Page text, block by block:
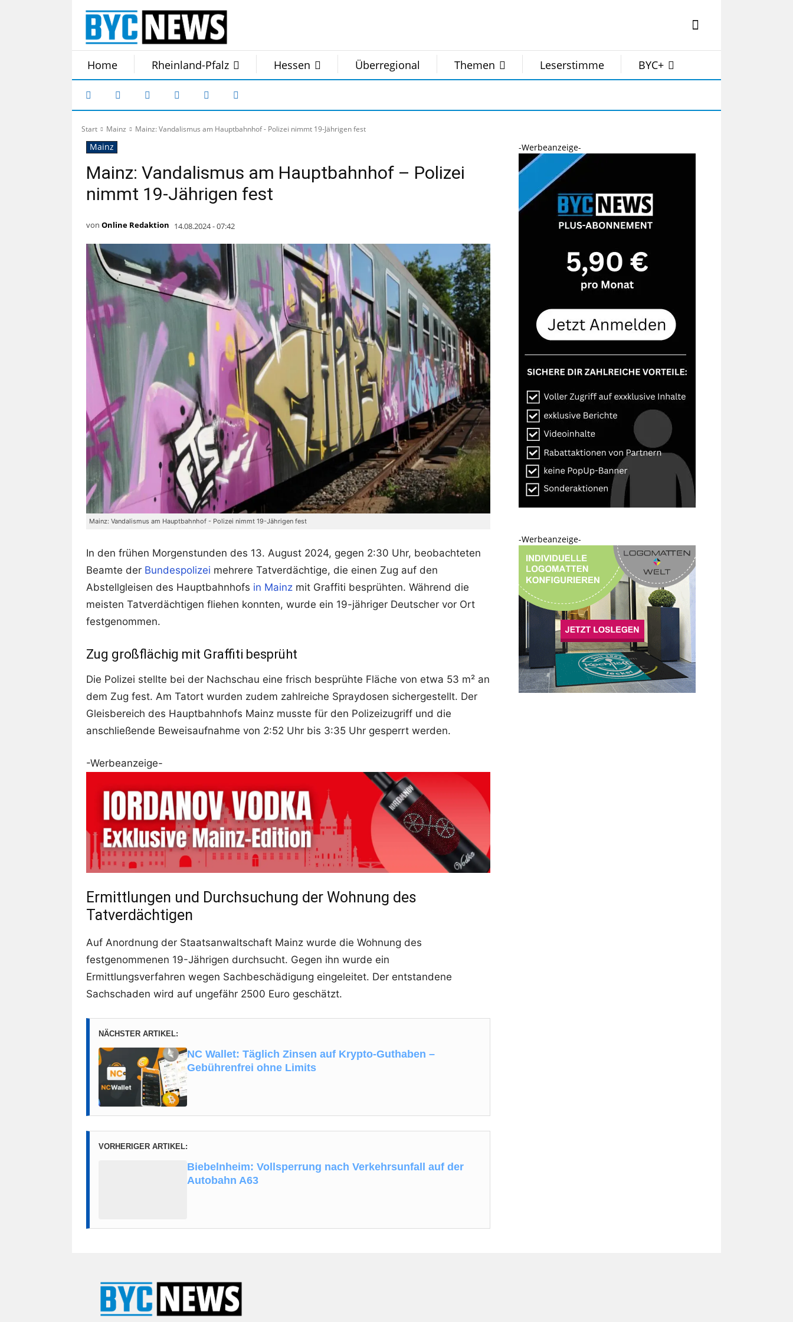
Home Rheinland-Pfalz Hessen Überregional Themen Leserstimme BYC+
Start Mainz Mainz: Vandalismus am Hauptbahnhof - Polizei nimmt 19-Jährigen fest
Mainz
Mainz: Vandalismus am Hauptbahnhof – Polizei
nimmt 19-Jährigen fest
von Online Redaktion 14.08.2024 - 07:42
Mainz: Vandalismus am Hauptbahnhof - Polizei nimmt 19-Jährigen fest
In den frühen Morgenstunden des 13. August 2024, gegen 2:30 Uhr, beobachteten
Beamte der Bundespolizei mehrere Tatverdächtige, die einen Zug auf den
Abstellgleisen des Hauptbahnhofs in Mainz mit Graffiti besprühten. Während die
meisten Tatverdächtigen fliehen konnten, wurde ein 19-jähriger Deutscher vor Ort
festgenommen.
Zug großflächig mit Graffiti besprüht
Die Polizei stellte bei der Nachschau eine frisch besprühte Fläche von etwa 53 m² an
dem Zug fest. Am Tatort wurden zudem zahlreiche Spraydosen sichergestellt. Der
Gleisbereich des Hauptbahnhofs Mainz musste für den Polizeizugriff und die
anschließende Beweisaufnahme von 2:52 Uhr bis 3:35 Uhr gesperrt werden.
-Werbeanzeige-
Ermittlungen und Durchsuchung der Wohnung des
Tatverdächtigen
Auf Anordnung der Staatsanwaltschaft Mainz wurde die Wohnung des
festgenommenen 19-Jährigen durchsucht. Gegen ihn wurde ein
Ermittlungsverfahren wegen Sachbeschädigung eingeleitet. Der entstandene
Sachschaden wird auf ungefähr 2500 Euro geschätzt.
NÄCHSTER ARTIKEL:
NC Wallet: Täglich Zinsen auf Krypto-Guthaben –
Gebührenfrei ohne Limits
VORHERIGER ARTIKEL:
Biebelnheim: Vollsperrung nach Verkehrsunfall auf der
Autobahn A63
-Werbeanzeige-
-Werbeanzeige-